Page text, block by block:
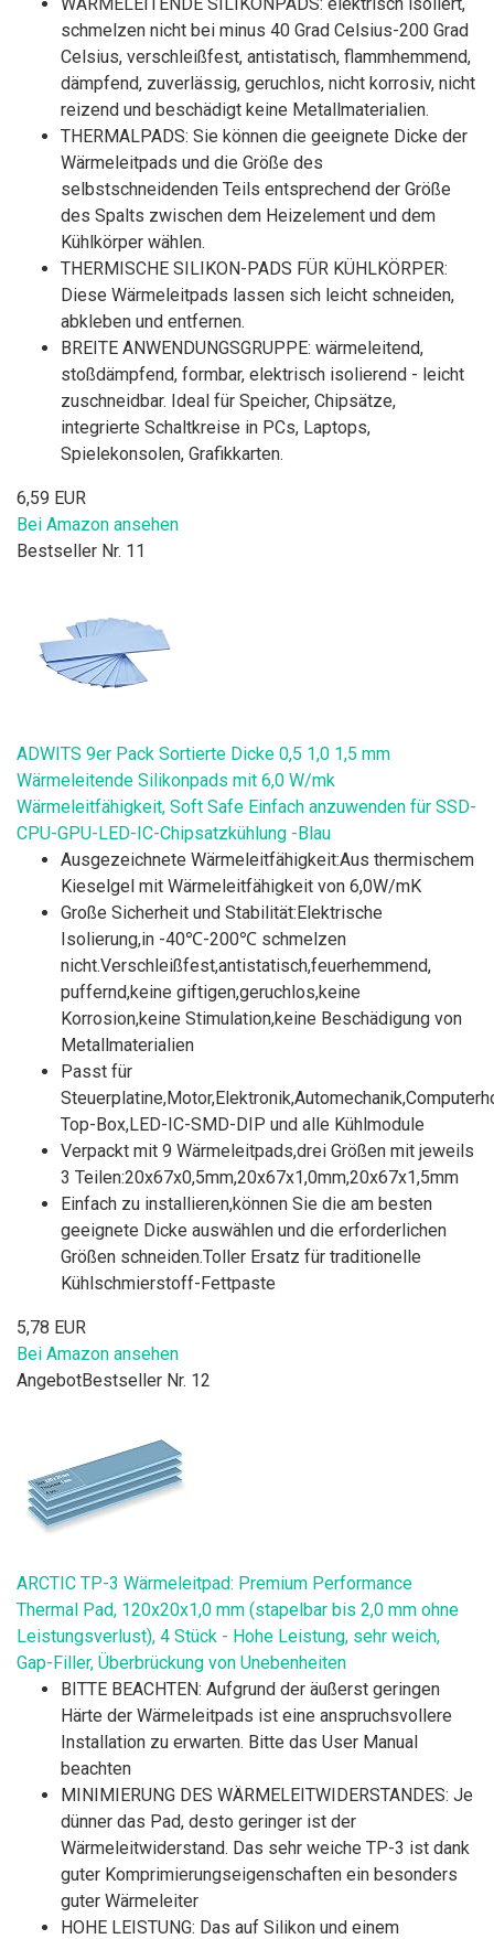
schmelzen nicht bei minus 40 Grad Celsius-200 Grad
Celsius, verschleißfest, antistatisch, flammhemmend,
dämpfend, zuverlässig, geruchlos, nicht korrosiv, nicht
reizend und beschädigt keine Metallmaterialien.
THERMALPADS: Sie können die geeignete Dicke der
Wärmeleitpads und die Größe des
selbstschneidenden Teils entsprechend der Größe
des Spalts zwischen dem Heizelement und dem
Kühlkörper wählen.
THERMISCHE SILIKON-PADS FÜR KÜHLKÖRPER:
Diese Wärmeleitpads lassen sich leicht schneiden,
abkleben und entfernen.
BREITE ANWENDUNGSGRUPPE: wärmeleitend,
stoßdämpfend, formbar, elektrisch isolierend - leicht
zuschneidbar. Ideal für Speicher, Chipsätze,
integrierte Schaltkreise in PCs, Laptops,
Spielekonsolen, Grafikkarten.
6,59 EUR
Bei Amazon ansehen
Bestseller Nr. 11
ADWITS 9er Pack Sortierte Dicke 0,5 1,0 1,5 mm
Wärmeleitende Silikonpads mit 6,0 W/mk
Wärmeleitfähigkeit, Soft Safe Einfach anzuwenden für SSD-
CPU-GPU-LED-IC-Chipsatzkühlung -Blau
Ausgezeichnete Wärmeleitfähigkeit:Aus thermischem
Kieselgel mit Wärmeleitfähigkeit von 6,0W/mK
Große Sicherheit und Stabilität:Elektrische
Isolierung,in -40℃-200℃ schmelzen
nicht.Verschleißfest,antistatisch,feuerhemmend,
puffernd,keine giftigen,geruchlos,keine
Korrosion,keine Stimulation,keine Beschädigung von
Metallmaterialien
Passt für
Top-Box,LED-IC-SMD-DIP und alle Kühlmodule
Verpackt mit 9 Wärmeleitpads,drei Größen mit jeweils
3 Teilen:20x67x0,5mm,20x67x1,0mm,20x67x1,5mm
Einfach zu installieren,können Sie die am besten
geeignete Dicke auswählen und die erforderlichen
Größen schneiden.Toller Ersatz für traditionelle
Kühlschmierstoff-Fettpaste
5,78 EUR
Bei Amazon ansehen
AngebotBestseller Nr. 12
ARCTIC TP-3 Wärmeleitpad: Premium Performance
Thermal Pad, 120x20x1,0 mm (stapelbar bis 2,0 mm ohne
Leistungsverlust), 4 Stück - Hohe Leistung, sehr weich,
Gap-Filler, Überbrückung von Unebenheiten
BITTE BEACHTEN: Aufgrund der äußerst geringen
Härte der Wärmeleitpads ist eine anspruchsvollere
Installation zu erwarten. Bitte das User Manual
beachten
MINIMIERUNG DES WÄRMELEITWIDERSTANDES: Je
dünner das Pad, desto geringer ist der
Wärmeleitwiderstand. Das sehr weiche TP-3 ist dank
guter Komprimierungseigenschaften ein besonders
guter Wärmeleiter
HOHE LEISTUNG: Das auf Silikon und einem